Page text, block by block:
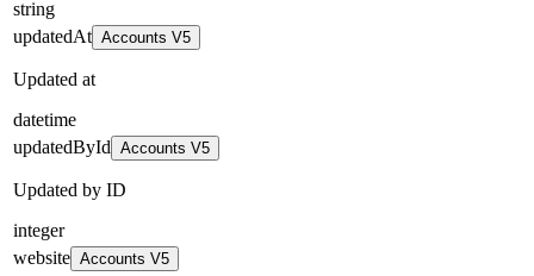
string
updatedAt Accounts V5
Updated at
datetime
updatedById Accounts V5
Updated by ID
integer
website Accounts V5